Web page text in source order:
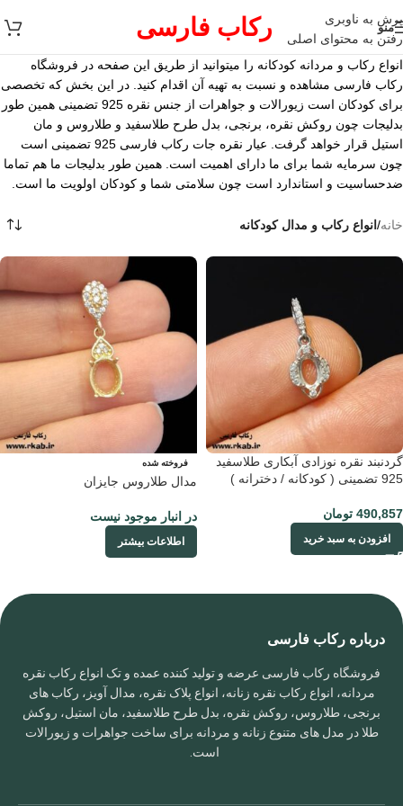
پرش به ناوبری
رفتن به محتوای اصلی
منو رکاب فارسی
انواع رکاب و مردانه کودکانه را میتوانید از طریق این صفحه در فروشگاه
رکاب فارسی مشاهده و نسبت به تهیه آن اقدام کنید. در این بخش که تخصصی
برای کودکان است زیورالات و جواهرات از جنس نقره 925 تضمینی همین طور
بدلیجات چون روکش نقره، برنجی، بدل طرح طلاسفید و طلاروس و مان
استیل قرار خواهد گرفت. عیار نقره جات رکاب فارسی 925 تضمینی است
چون سرمایه شما برای ما دارای اهمیت است. همین طور بدلیجات ما هم تماما
ضدحساسیت و استاندارد است چون سلامتی شما و کودکان اولویت ما است.
خانه/ انواع رکاب و مدال کودکانه
گردنبند نقره نوزادی آبکاری طلاسفید
925 تضمینی ( کودکانه / دخترانه )
490,857 تومان
افزودن به سبد خرید
فروخته شده
مدال طلاروس جایزان
در انبار موجود نیست
اطلاعات بیشتر
درباره رکاب فارسی
فروشگاه رکاب فارسی عرضه و تولید کننده عمده و تک انواع رکاب نقره
مردانه، انواع رکاب نقره زنانه، انواع پلاک نقره، مدال آویز، رکاب های
برنجی، طلاروس، روکش نقره، بدل طرح طلاسفید، مان استیل، روکش
طلا در مدل های متنوع زنانه و مردانه برای ساخت جواهرات و زیورالات
است.